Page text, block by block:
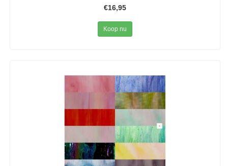
€16,95
Koop nu